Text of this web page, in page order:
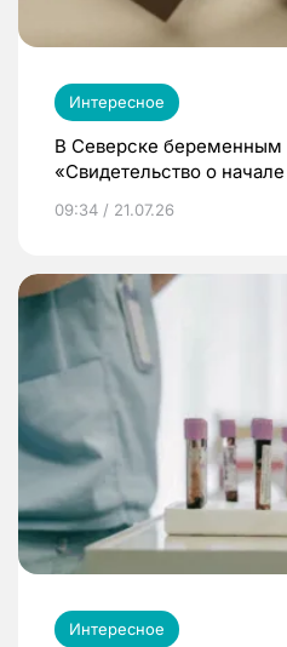
Интересное
В Северске беременным
«Свидетельство о
09:34 / 21.07.26
Интересное